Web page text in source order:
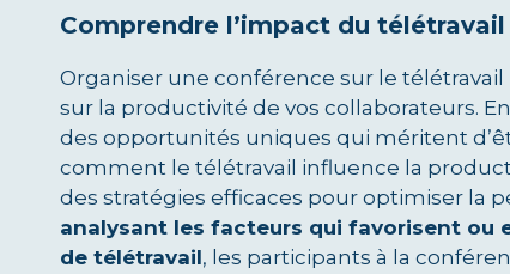
Comprendre l’impact du
Organiser une conférence sur le
sur la productivité de vos collaborateurs.
des opportunités uniques qui méritent
comment le télétravail influence la
des stratégies efficaces pour optimiser la
analysant les facteurs qui favorisent
de télétravail, les participants à la